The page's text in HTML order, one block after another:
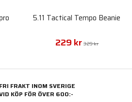
5.11 Tactical Tempo Beanie
229 kr 329 kr
FRI FRAKT INOM SVERIGE
KÖP FÖR ÖVER 600:-